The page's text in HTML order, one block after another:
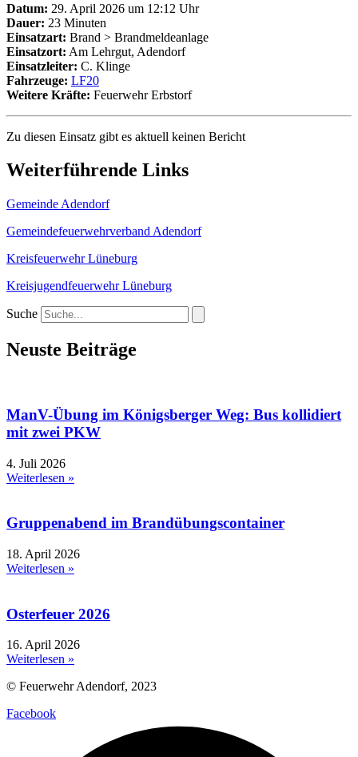
Datum: 29. April 2026 um 12:12 Uhr
Dauer: 23 Minuten
Einsatzart: Brand > Brandmeldeanlage
Einsatzort: Am Lehrgut, Adendorf
Einsatzleiter: C. Klinge
Fahrzeuge: LF20
Weitere Kräfte: Feuerwehr Erbstorf
Zu diesen Einsatz gibt es aktuell keinen Bericht
Weiterführende Links
Gemeinde Adendorf
Gemeindefeuerwehrverband Adendorf
Kreisfeuerwehr Lüneburg
Kreisjugendfeuerwehr Lüneburg
Suche
Neuste Beiträge
ManV-Übung im Königsberger Weg: Bus kollidiert
mit zwei PKW
4. Juli 2026
Weiterlesen »
Gruppenabend im Brandübungscontainer
18. April 2026
Weiterlesen »
Osterfeuer 2026
16. April 2026
Weiterlesen »
© Feuerwehr Adendorf, 2023
Facebook